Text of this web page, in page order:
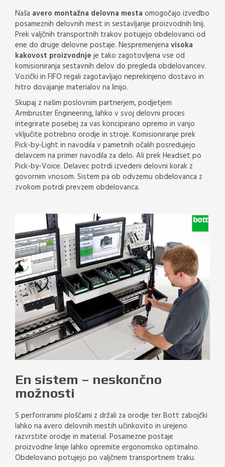
Naša avero montažna delovna mesta omogočajo izvedbo
posameznih delovnih mest in sestavljanje proizvodnih linij.
Prek valjčnih transportnih trakov potujejo obdelovanci od
ene do druge delovne postaje. Nespremenjena visoka
kakovost proizvodnjeje tako zagotovljena vse od
komisioniranja sestavnih delov do pregleda obdelovancev.
Vozički in FIFO regali zagotavljajo neprekinjeno dostavo in
hitro dovajanje materialov na linijo.
Skupaj z našim poslovnim partnerjem, podjetjem
Armbruster Engineering, lahko v svoj delovni proces
integrirate posebej za vas koncipirano opremo in vanjo
vključite potrebno orodje in stroje. Komisioniranje prek
Pick-by-Light in navodila v pametnih očalih posredujejo
delavcem na primer navodila za delo. Ali prek Headset po
Pick-by-Voice. Delavec potrdi izvedeni delovni korak z
govornim vnosom. Sistem pa ob odvzemu obdelovanca z
zvokom potrdi prevzem obdelovanca.
En sistem – neskončno
možnosti
S perforiranimi ploščami z držali za orodje ter Bott zabojčki
lahko na avero delovnih mestih učinkovito in urejeno
razvrstite orodje in material. Posamezne postaje
proizvodne linije lahko opremite ergonomsko optimalno.
Obdelovanci potujejo po valjčnem transportnem traku.